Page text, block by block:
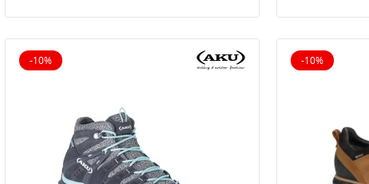
-10%
10% reduziert
-10%
10%